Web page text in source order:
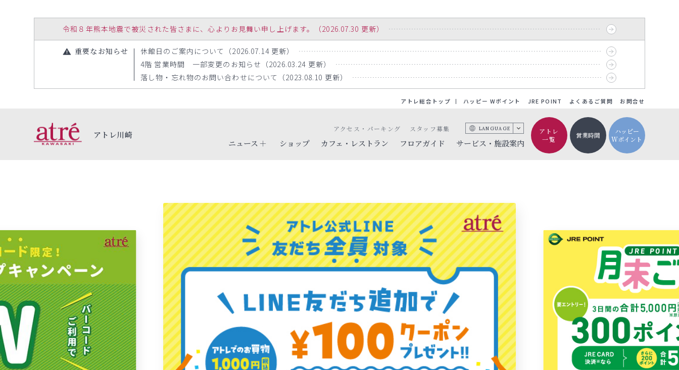
令和８年熊本地震で被災された皆さまに、心よりお見舞い申し上げます。（2026.07.30 更新）
重要なお知らせ
休館日のご案内について（2026.07.14 更新）
4階 営業時間 一部変更のお知らせ（2026.03.24 更新）
落し物・忘れ物のお問い合わせについて（2023.08.10 更新）
アトレ総合トップ ハッピー Wポイント JRE POINT よくあるご質問 お問合せ
アトレ川崎
ニュース
ショップ カフェ・レストラン フロアガイド サービス・施設案内
アクセス・パーキング スタッフ募集 LANGUAGE
アトレ
一覧
営業時間
ハッピー
Wポイント